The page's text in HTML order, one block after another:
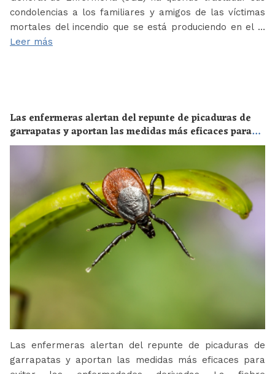
condolencias a los familiares y amigos de las víctimas
mortales del incendio que se está produciendo en el …
Leer más
Las enfermeras alertan del repunte de picaduras de
garrapatas y aportan las medidas más eficaces para
evitar las enfermedades derivadas
Las enfermeras alertan del repunte de picaduras de
garrapatas y aportan las medidas más eficaces para